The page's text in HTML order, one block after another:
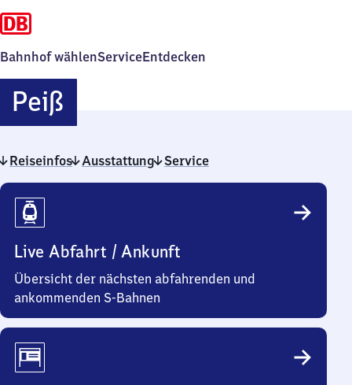
Bahnhof wählenServiceEntdecken
PeißPeiß
Reiseinfos Ausstattung Service
Reiseinfos
Live Abfahrt / Ankunft
Übersicht der nächsten abfahrenden und
ankommenden S-Bahnen